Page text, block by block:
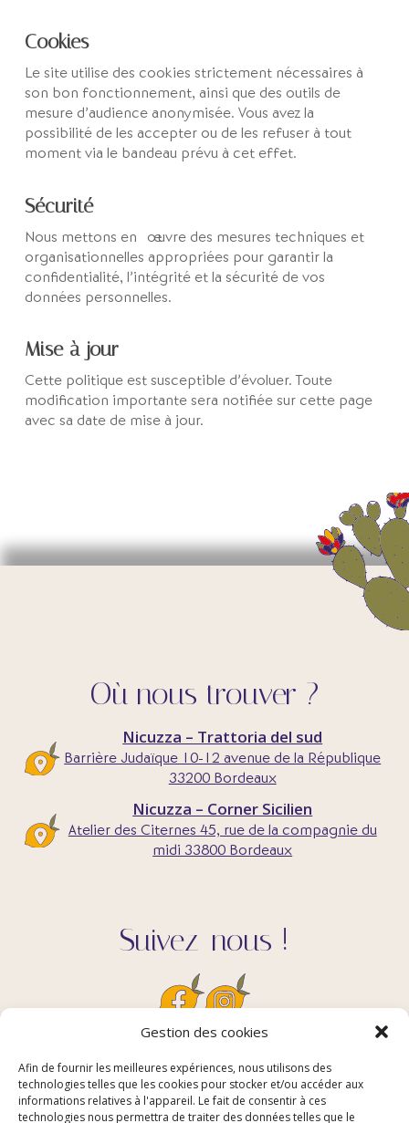
Gestion des cookies
Afin de fournir les meilleures expériences, nous utilisons des
technologies telles que les cookies pour stocker et/ou accéder aux
informations relatives à l'appareil. Le fait de consentir à ces
technologies nous permettra de traiter des données telles que le
Cookies
Le site utilise des cookies strictement nécessaires à
son bon fonctionnement, ainsi que des outils de
mesure d’audience anonymisée. Vous avez la
possibilité de les accepter ou de les refuser à tout
moment via le bandeau prévu à cet effet.
Sécurité
Nous mettons en œuvre des mesures techniques et
organisationnelles appropriées pour garantir la
confidentialité, l’intégrité et la sécurité de vos
données personnelles.
Mise à jour
Cette politique est susceptible d’évoluer. Toute
modification importante sera notifiée sur cette page
avec sa date de mise à jour.
Où nous trouver ?
Nicuzza – Trattoria del sud
Barrière Judaïque 10-12 avenue de la République
33200 Bordeaux
Nicuzza – Corner Sicilien
Atelier des Citernes 45, rue de la compagnie du
midi 33800 Bordeaux
Suivez-nous !
Contact